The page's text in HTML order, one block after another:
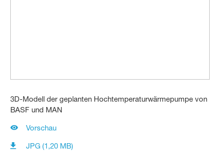
3D-Modell der geplanten Hochtemperaturwärmepumpe von
BASF und MAN
Vorschau
JPG (1,20 MB)